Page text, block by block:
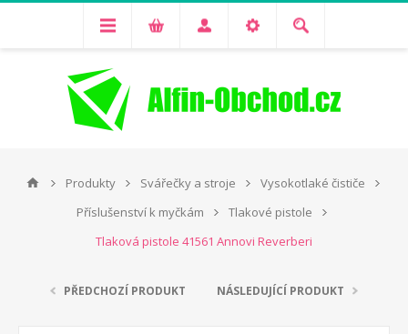
Produkty Svářečky a stroje
Vysokotlaké čističe
Příslušenství k myčkám
Tlakové pistole
Tlaková pistole 41561 Annovi Reverberi
PŘEDCHOZÍ PRODUKT NÁSLEDUJÍCÍ PRODUKT